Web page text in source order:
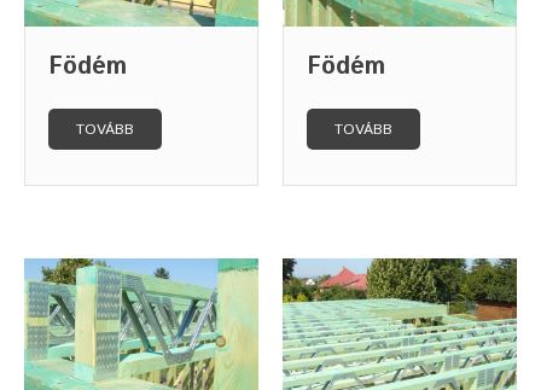
Födém
TOVÁBB
Födém
TOVÁBB